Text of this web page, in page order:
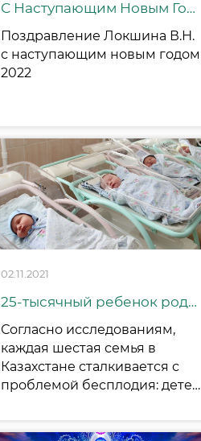
С Наступающим Новым Годом 2022
Поздравление Локшина В.Н.
с наступающим новым годом
2022
02.11.2021
25-тысячный ребенок родился в Казахстане по программе ЭКО
Согласно исследованиям,
каждая шестая семья в
Казахстане сталкивается с
проблемой бесплодия: детей не могут иметь около 15% семейных пар.